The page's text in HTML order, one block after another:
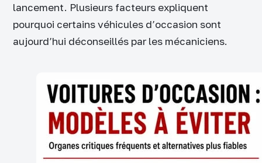
lancement. Plusieurs facteurs expliquent
pourquoi certains véhicules d’occasion sont
aujourd’hui déconseillés par les mécaniciens.